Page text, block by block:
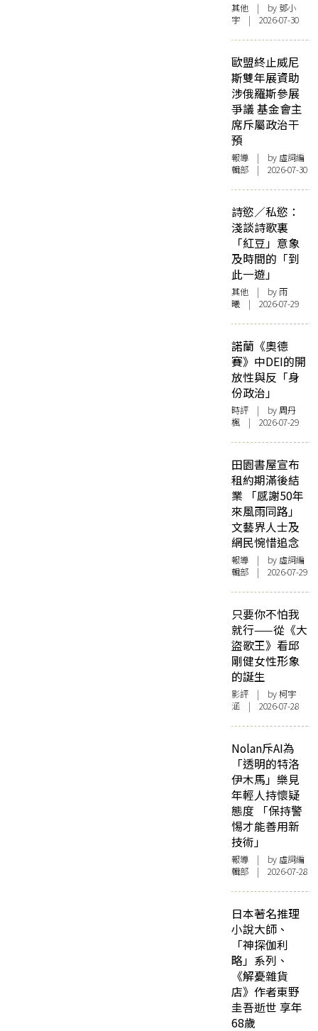
其他 | by 鄧小
宇 | 2026-07-30
歐盟終止威尼
斯雙年展資助
涉俄羅斯參展
爭議 基金會主
席斥屬政治干
預
報導 | by 虛詞編
輯部 | 2026-07-30
詩慾／私慾：
淺談詩歌裏
「紅豆」意象
及時間的「到
此一遊」
其他 | by 雨
曦 | 2026-07-29
諾蘭《奧德
賽》中DEI的開
放性與反「身
份政治」
時評 | by周丹
楓 | 2026-07-29
田園書屋宣布
租約期滿後結
業 「感謝50年
來風雨同路」
文藝界人士及
網民惋惜追念
報導 | by 虛詞編
輯部 | 2026-07-29
只要你不怕我
就行——從《大
盜歌王》看邱
剛健女性形象
的誕生
影評 | by 柯宇
涵 | 2026-07-28
Nolan斥AI為
「透明的特洛
伊木馬」樂見
年輕人持懷疑
態度 「保持警
惕才能善用新
技術」
報導 | by 虛詞編
輯部 | 2026-07-28
日本著名推理
小說大師、
「神探伽利
略」系列、
《解憂雜貨
店》作者東野
圭吾逝世 享年
68歲